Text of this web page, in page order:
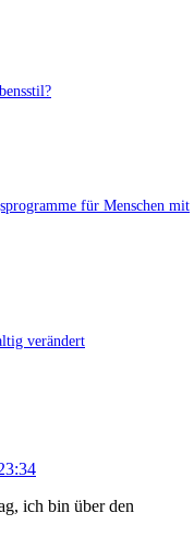
für Menschen mit
verändert
ich bin über den